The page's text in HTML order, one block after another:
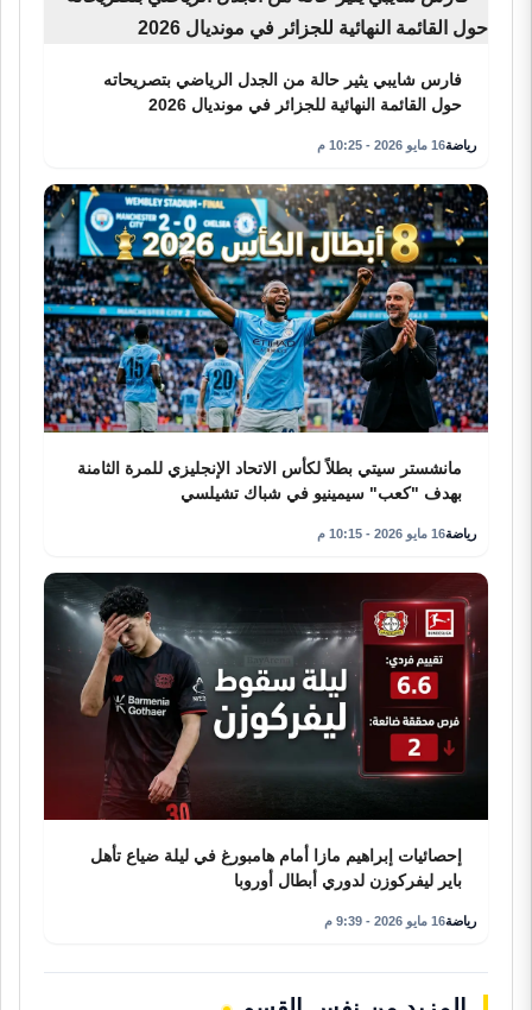
فارس شايبي يثير حالة من الجدل الرياضي بتصريحاته
حول القائمة النهائية للجزائر في مونديال 2026
رياضة16 مايو 2026 - 10:25 م
مانشستر سيتي بطلاً لكأس الاتحاد الإنجليزي للمرة الثامنة
بهدف "كعب" سيمينيو في شباك تشيلسي
رياضة16 مايو 2026 - 10:15 م
إحصائيات إبراهيم مازا أمام هامبورغ في ليلة ضياع تأهل
باير ليفركوزن لدوري أبطال أوروبا
رياضة16 مايو 2026 - 9:39 م